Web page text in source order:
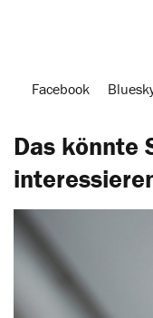
Facebook
Das könnte